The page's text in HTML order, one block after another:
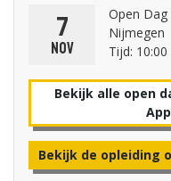
7
nov
Open
Nijmegen
Tijd:
Bekijk alle open
Bekijk de opleiding